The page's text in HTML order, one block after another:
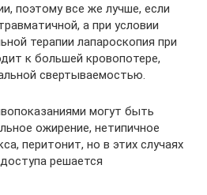
поэтому все же лучше, если
а при условии
терапии лапароскопия при
к большей кровопотере,
свертываемостью.
могут быть
ожирение, нетипичное
перитонит, но в этих случаях
решается